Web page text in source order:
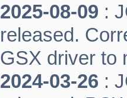
2025-08-09 :
released.
GSX driver to
2024-03-26 :